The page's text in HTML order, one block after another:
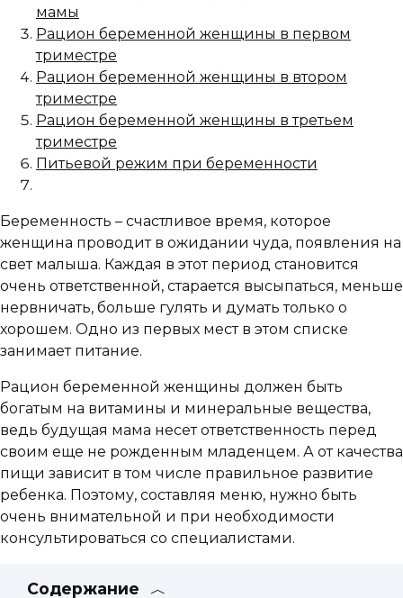
мамы
Рацион беременной женщины в первом
триместре
Рацион беременной женщины в втором
триместре
Рацион беременной женщины в третьем
триместре
Питьевой режим при беременности
Беременность – счастливое время, которое
женщина проводит в ожидании чуда, появления на
свет малыша. Каждая в этот период становится
очень ответственной, старается высыпаться, меньше
нервничать, больше гулять и думать только о
хорошем. Одно из первых мест в этом списке
занимает питание.
Рацион беременной женщины должен быть
богатым на витамины и минеральные вещества,
ведь будущая мама несет ответственность перед
своим еще не рожденным младенцем. А от качества
пищи зависит в том числе правильное развитие
ребенка. Поэтому, составляя меню, нужно быть
очень внимательной и при необходимости
консультироваться со специалистами.
Содержание